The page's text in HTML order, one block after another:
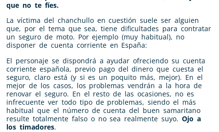
que no te fíes.
La víctima del chanchullo en cuestión suele ser alguien
que, por el tema que sea, tiene dificultades para contratar
un seguro de moto. Por ejemplo (muy habitual), no
disponer de cuenta corriente en España:
El personaje se dispondrá a ayudar ofreciendo su cuenta
corriente española, previo pago del dinero que cuesta el
seguro, claro está (y si es un poquito más, mejor). En el
mejor de los casos, los problemas vendrán a la hora de
renovar el seguro. En el resto de las ocasiones, no es
infrecuente ver todo tipo de problemas, siendo el más
habitual que el número de cuenta del buen samaritano
resulte totalmente falso o no sea realmente suyo.Ojo a
los timadores.